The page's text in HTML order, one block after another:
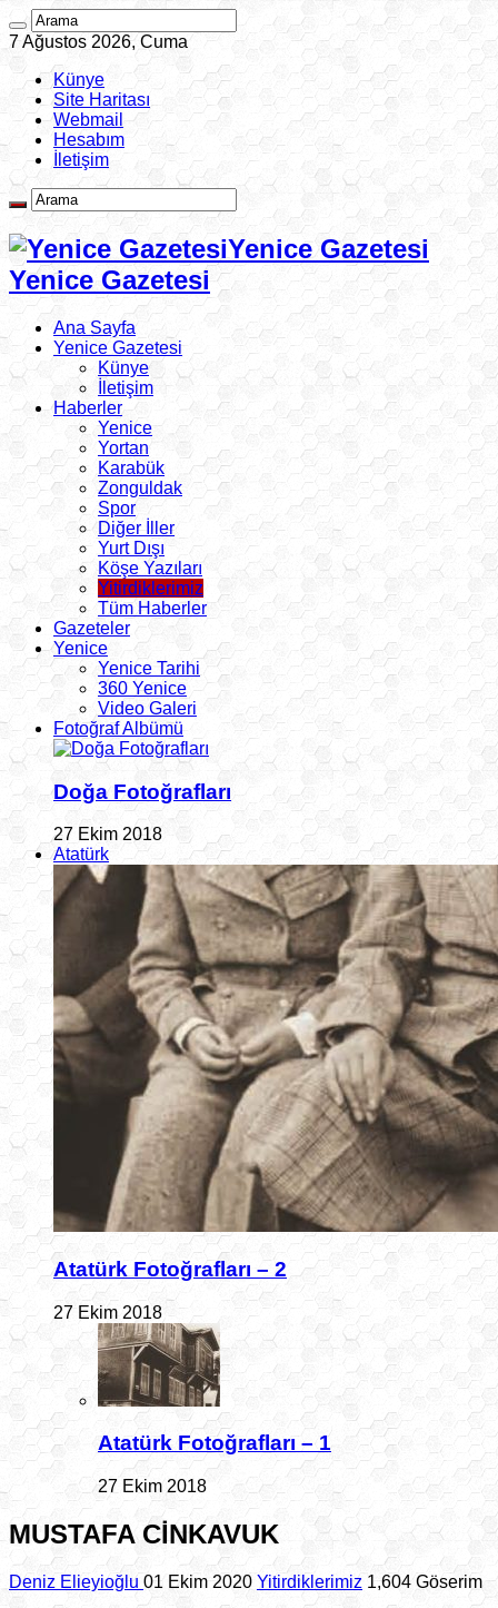
7 Ağustos 2026, Cuma
Künye
Site Haritası
Webmail
Hesabım
İletişim
Yenice Gazetesi
Yenice Gazetesi
Ana Sayfa
Yenice Gazetesi
Künye
İletişim
Haberler
Yenice
Yortan
Karabük
Zonguldak
Spor
Diğer İller
Yurt Dışı
Köşe Yazıları
Yitirdiklerimiz
Tüm Haberler
Gazeteler
Yenice
Yenice Tarihi
360 Yenice
Video Galeri
Fotoğraf Albümü
Doğa Fotoğrafları
27 Ekim 2018
Atatürk
Atatürk Fotoğrafları – 2
27 Ekim 2018
Atatürk Fotoğrafları – 1
27 Ekim 2018
MUSTAFA CİNKAVUK
Deniz Elieyioğlu 01 Ekim 2020 Yitirdiklerimiz 1,604 Göserim